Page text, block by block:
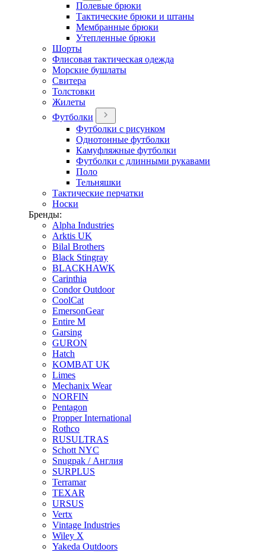
Полевые брюки
Тактические брюки и штаны
Мембранные брюки
Утепленные брюки
Шорты
Флисовая тактическая одежда
Морские бушлаты
Свитера
Толстовки
Жилеты
Футболки
Футболки с рисунком
Однотонные футболки
Камуфляжные футболки
Футболки с длинными рукавами
Поло
Тельняшки
Тактические перчатки
Носки
Бренды:
Alpha Industries
Arktis UK
Bilal Brothers
Black Stingray
BLACKHAWK
Carinthia
Condor Outdoor
CoolCat
EmersonGear
Entire M
Garsing
GURON
Hatch
KOMBAT UK
Limes
Mechanix Wear
NORFIN
Pentagon
Propper International
Rothco
RUSULTRAS
Schott NYC
Snugpak / Англия
SURPLUS
Terramar
TEXAR
URSUS
Vertx
Vintage Industries
Wiley X
Yakeda Outdoors